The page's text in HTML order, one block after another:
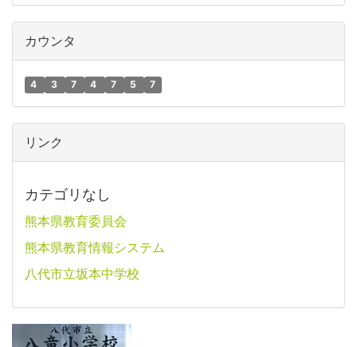
カウンタ
4 3 7 4 7 5 7
リンク
カテゴリなし
熊本県教育委員会
熊本県教育情報システム
八代市立坂本中学校